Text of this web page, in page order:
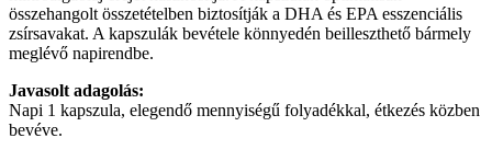
összehangolt összetételben biztosítják a DHA és EPA esszenciális
zsírsavakat. A kapszulák bevétele könnyedén beilleszthető bármely
meglévő napirendbe.
Javasolt adagolás:
Napi 1 kapszula, elegendő mennyiségű folyadékkal, étkezés közben
bevéve.